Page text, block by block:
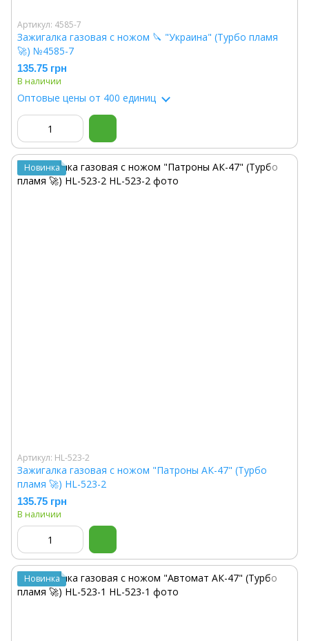
Артикул: 4585-7
Зажигалка газовая с ножом 🔪 "Украина" (Турбо пламя
🚀) №4585-7
135.75 грн
В наличии
Оптовые цены от 400 единиц
Новинка
Артикул: HL-523-2
Зажигалка газовая с ножом "Патроны АК-47" (Турбо
пламя 🚀) HL-523-2
135.75 грн
В наличии
Новинка